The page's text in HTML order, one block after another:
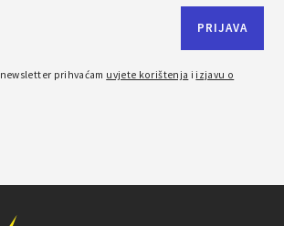
prihvaćam uvjete korištenja i izjavu o